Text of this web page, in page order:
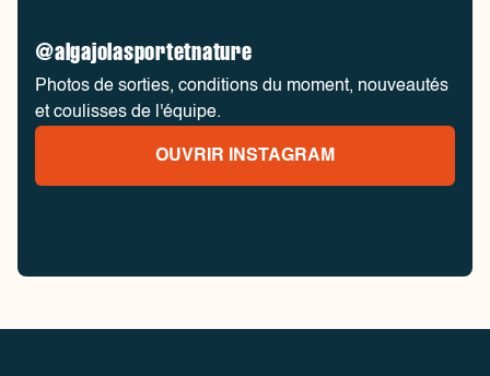
@algajolasportetnature
Photos de sorties, conditions du moment, nouveautés
et coulisses de l'équipe.
OUVRIR INSTAGRAM